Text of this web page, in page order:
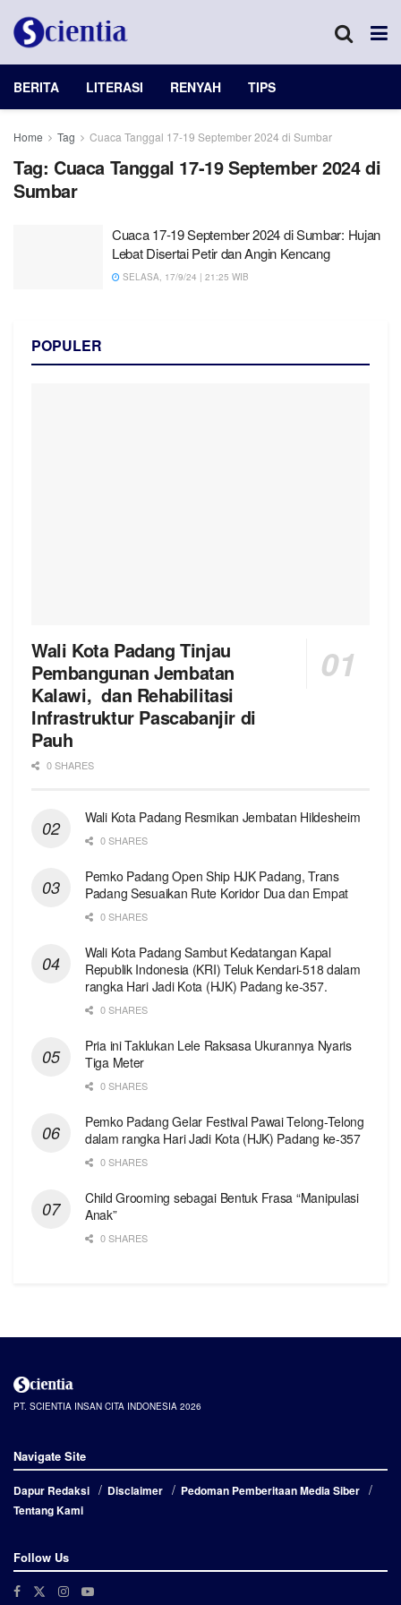
BERITA LITERASI RENYAH TIPS
Home Tag Cuaca Tanggal 17-19 September 2024 di Sumbar
Tag: Cuaca Tanggal 17-19 September 2024 di
Sumbar
Cuaca 17-19 September 2024 di Sumbar: Hujan
Lebat Disertai Petir dan Angin Kencang
SELASA, 17/9/24 | 21:25 WIB
POPULER
Wali Kota Padang Tinjau
Pembangunan Jembatan
Kalawi, dan Rehabilitasi
Infrastruktur Pascabanjir di
Pauh
0 SHARES
Wali Kota Padang Resmikan Jembatan Hildesheim
0 SHARES
Pemko Padang Open Ship HJK Padang, Trans
Padang Sesuaikan Rute Koridor Dua dan Empat
0 SHARES
Wali Kota Padang Sambut Kedatangan Kapal
Republik Indonesia (KRI) Teluk Kendari-518 dalam
rangka Hari Jadi Kota (HJK) Padang ke-357.
0 SHARES
Pria ini Taklukan Lele Raksasa Ukurannya Nyaris
Tiga Meter
0 SHARES
Pemko Padang Gelar Festival Pawai Telong-Telong
dalam rangka Hari Jadi Kota (HJK) Padang ke-357
0 SHARES
Child Grooming sebagai Bentuk Frasa “Manipulasi
Anak”
0 SHARES
PT. SCIENTIA INSAN CITA INDONESIA 2026
Navigate Site
Dapur Redaksi Disclaimer
Pedoman Pemberitaan Media Siber
Tentang Kami
Follow Us